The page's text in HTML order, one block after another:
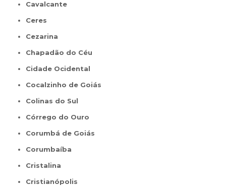
Cavalcante
Ceres
Cezarina
Chapadão do Céu
Cidade Ocidental
Cocalzinho de Goiás
Colinas do Sul
Córrego do Ouro
Corumbá de Goiás
Corumbaíba
Cristalina
Cristianópolis